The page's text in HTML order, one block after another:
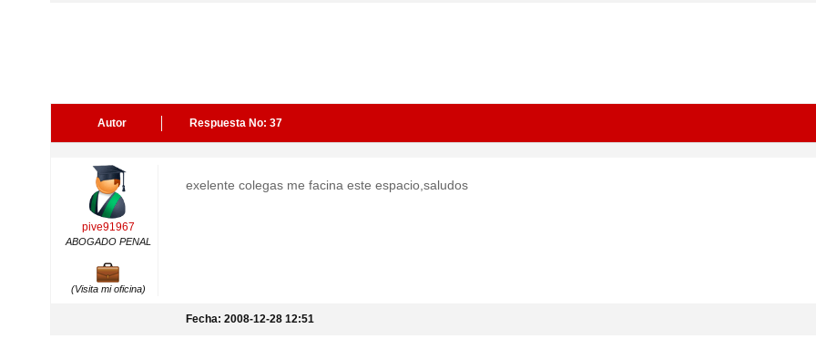
Autor Respuesta No: 37
pive91967
ABOGADO PENAL
(Visita mi oficina)
exelente colegas me facina este espacio,saludos
Fecha: 2008-12-28 12:51